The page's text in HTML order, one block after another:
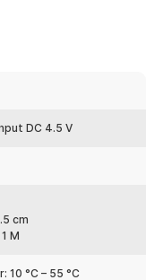
press, rub, vibrate,
melalui tombol
digunakan untuk
kenyamanan
pengguna.
DC 4.5 V
cm
M
10 °C – 55 °C